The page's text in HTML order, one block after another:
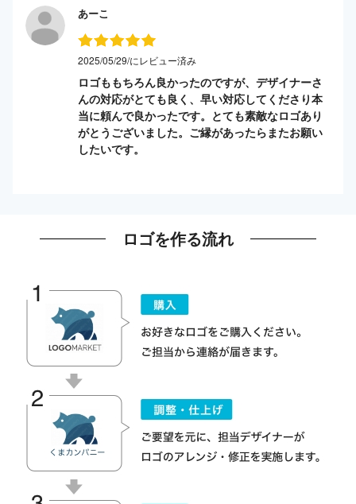
あーこ
2025/05/29/にレビュー済み
ロゴももちろん良かったのですが、デザイナーさ
んの対応がとても良く、早い対応してくださり本
当に頼んで良かったです。とても素敵なロゴあり
がとうございました。ご縁があったらまたお願い
したいです。
ロゴを作る流れ